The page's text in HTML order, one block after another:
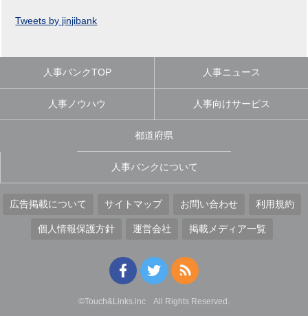
Tweets by jinjibank
人事バンクTOP 人事ニュース
人事ノウハウ 人事向けサービス
都道府県
人事バンクについて
広告掲載について サイトマップ お問い合わせ 利用規約
個人情報保護方針 運営会社 掲載メディア一覧
©Touch&Links.inc All Rights Reserved.